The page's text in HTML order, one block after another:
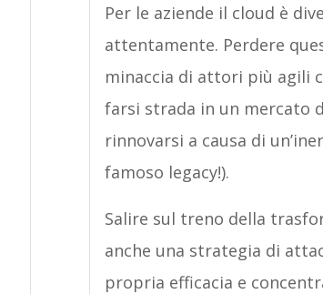
Per le aziende il cloud è
attentamente. Perdere
minaccia di attori più agili
farsi strada in un mercato
rinnovarsi a causa di
famoso legacy!).
Salire sul treno della
anche una strategia di
propria efficacia e